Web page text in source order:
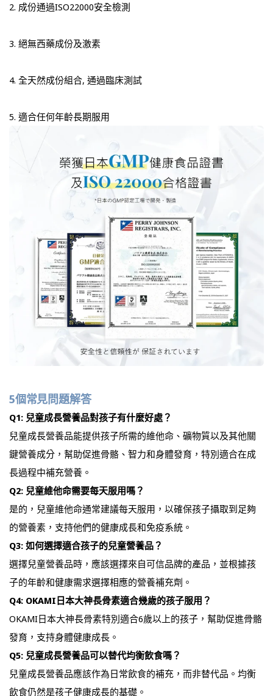
2. 成份通過ISO22000安全檢測
3. 絕無西藥成份及激素
4. 全天然成份組合, 通過臨床測試
5. 適合任何年齡長期服用
5個常見問題解答
Q1: 兒童成長營養品對孩子有什麼好處？
兒童成長營養品能提供孩子所需的維他命、礦物質以及其他關
鍵營養成分，幫助促進骨骼、智力和身體發育，特別適合在成
長過程中補充營養。
Q2: 兒童維他命需要每天服用嗎？
是的，兒童維他命通常建議每天服用，以確保孩子攝取到足夠
的營養素，支持他們的健康成長和免疫系統。
Q3: 如何選擇適合孩子的兒童營養品？
選擇兒童營養品時，應該選擇來自可信品牌的產品，並根據孩
子的年齡和健康需求選擇相應的營養補充劑。
Q4: OKAMI日本大神長骨素適合幾歲的孩子服用？
OKAMI日本大神長骨素特別適合6歲以上的孩子，幫助促進骨骼
發育，支持身體健康成長。
Q5: 兒童成長營養品可以替代均衡飲食嗎？
兒童成長營養品應該作為日常飲食的補充，而非替代品。均衡
飲食仍然是孩子健康成長的基礎。